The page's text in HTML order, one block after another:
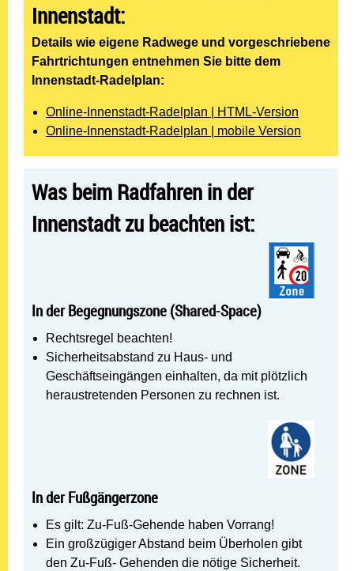
Innenstadt:
Details wie eigene Radwege und vorgeschriebene
Fahrtrichtungen entnehmen Sie bitte dem
Innenstadt-Radelplan:
Online-Innenstadt-Radelplan | HTML-Version
Online-Innenstadt-Radelplan | mobile Version
Was beim Radfahren in der
Innenstadt zu beachten ist:
In der Begegnungszone (Shared-Space)
Rechtsregel beachten!
Sicherheitsabstand zu Haus- und
Geschäftseingängen einhalten, da mit plötzlich
heraustretenden Personen zu rechnen ist.
In der Fußgängerzone
Es gilt: Zu-Fuß-Gehende haben Vorrang!
Ein großzügiger Abstand beim Überholen gibt
den Zu-Fuß- Gehenden die nötige Sicherheit.